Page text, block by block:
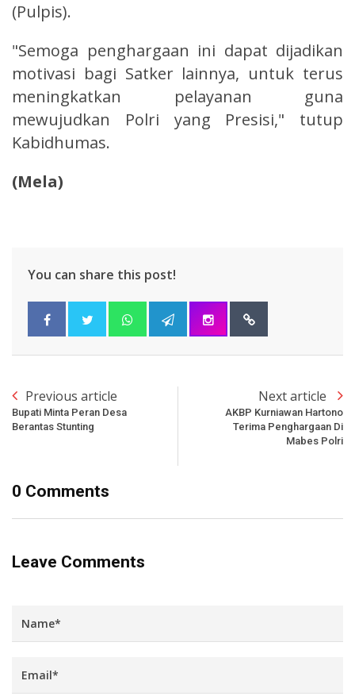
(Pulpis).
"Semoga penghargaan ini dapat dijadikan
motivasi bagi Satker lainnya, untuk terus
meningkatkan pelayanan guna
mewujudkan Polri yang Presisi," tutup
Kabidhumas.
(Mela)
You can share this post!
Previous article
Bupati Minta Peran Desa
Berantas Stunting
Next article
AKBP Kurniawan Hartono
Terima Penghargaan Di
Mabes Polri
0 Comments
Leave Comments